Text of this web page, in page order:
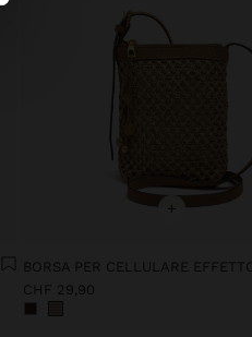
+
CHF 29,90